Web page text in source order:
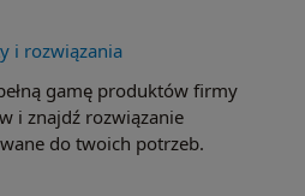
i rozwiązania
gamę produktów firmy
i znajdź rozwiązanie
do twoich potrzeb.